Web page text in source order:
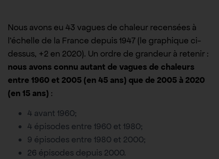
Nous avons eu 43 vagues de chaleur recensées à
l’échelle de la France depuis 1947 (le graphique ci-
dessus, +2 en 2020). Un ordre de grandeur à retenir :
nous avons connu autant de vagues de chaleurs
entre 1960 et 2005 (en 45 ans) que de 2005 à 2020
(en 15 ans) :
4 avant 1960;
4 épisodes entre 1960 et 1980;
9 épisodes entre 1980 et 2000;
26 épisodes depuis 2000.